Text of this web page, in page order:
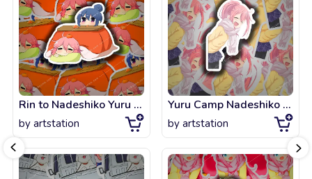
Rin to Nadeshiko Yuru Camp (Laid-Back Camp)
by artstation
Yuru Camp Nadeshiko Leaning
by artstation